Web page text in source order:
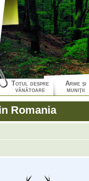
Totul despre
vânătoare
Arme şi
muniţii
Romania